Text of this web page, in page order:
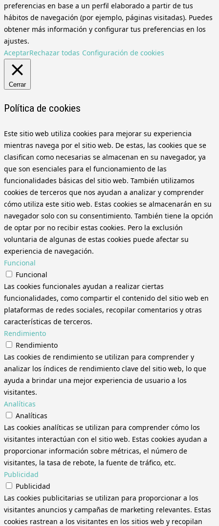
preferencias en base a un perfil elaborado a partir de tus
hábitos de navegación (por ejemplo, páginas visitadas). Puedes
obtener más información y configurar tus preferencias en los
ajustes.
AceptarRechazar todas Configuración de cookies
Cerrar
Política de cookies
Este sitio web utiliza cookies para mejorar su experiencia
mientras navega por el sitio web. De estas, las cookies que se
clasifican como necesarias se almacenan en su navegador, ya
que son esenciales para el funcionamiento de las
funcionalidades básicas del sitio web. También utilizamos
cookies de terceros que nos ayudan a analizar y comprender
cómo utiliza este sitio web. Estas cookies se almacenarán en su
navegador solo con su consentimiento. También tiene la opción
de optar por no recibir estas cookies. Pero la exclusión
voluntaria de algunas de estas cookies puede afectar su
experiencia de navegación.
Funcional
Funcional
Las cookies funcionales ayudan a realizar ciertas
funcionalidades, como compartir el contenido del sitio web en
plataformas de redes sociales, recopilar comentarios y otras
características de terceros.
Rendimiento
Rendimiento
Las cookies de rendimiento se utilizan para comprender y
analizar los índices de rendimiento clave del sitio web, lo que
ayuda a brindar una mejor experiencia de usuario a los
visitantes.
Analíticas
Analíticas
Las cookies analíticas se utilizan para comprender cómo los
visitantes interactúan con el sitio web. Estas cookies ayudan a
proporcionar información sobre métricas, el número de
visitantes, la tasa de rebote, la fuente de tráfico, etc.
Publicidad
Publicidad
Las cookies publicitarias se utilizan para proporcionar a los
visitantes anuncios y campañas de marketing relevantes. Estas
cookies rastrean a los visitantes en los sitios web y recopilan